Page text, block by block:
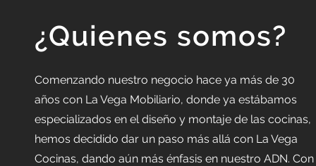
¿Quienes somos?
Comenzando nuestro negocio hace ya más de 30
años con La Vega Mobiliario, donde ya estábamos
especializados en el diseño y montaje de las cocinas,
hemos decidido dar un paso más allá con La Vega
Cocinas, dando aún más énfasis en nuestro ADN. Con